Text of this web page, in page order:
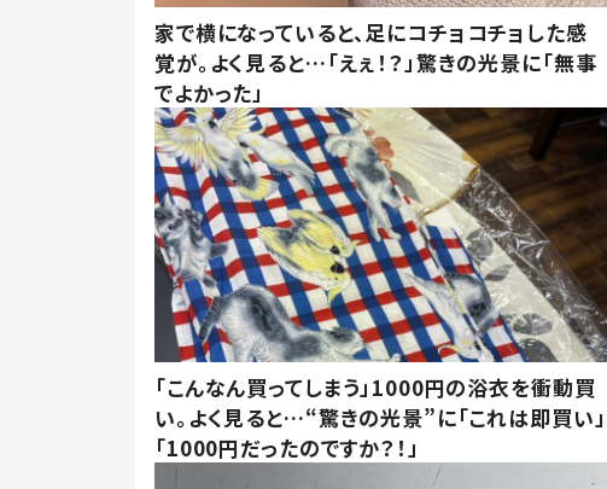
家で横になっていると、足にコチョコチョした感
覚が。よく見ると…「えぇ！？」驚きの光景に「無事
でよかった」
「こんなん買ってしまう」1000円の浴衣を衝動買
い。よく見ると…“驚きの光景”に「これは即買い」
「1000円だったのですか？！」